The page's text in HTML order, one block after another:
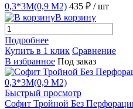
0,3*3М(0,9 М2) 435 ₽ / шт
В корзину
Подробнее
Купить в 1 клик Сравнение
В избранное Под заказ
Быстрый просмотр
Софит Тройной Без